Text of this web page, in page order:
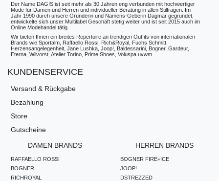
Der Name DAGIS ist seit mehr als 30 Jahren eng verbunden mit hochwertiger
Mode für Damen und Herren und individueller Beratung in allen Stilfragen. Im
Jahr 1990 durch unsere Gründerin und Namens-Geberin Dagmar gegründet,
entwickelte sich unser Multilabel Geschäft stetig weiter und ist seit 2015 auch im
Online Modehandel tätig.
Wir bieten Ihnen ein breites Repertoire an trendigen Outfits von internationalen
Brands wie Sportalm, Raffaello Rossi, Rich&Royal, Fuchs Schmitt,
Herzensangelegenheit, Jane Lushka, Joop!, Baldessarini, Bogner, Gardeur,
Eterna, Wilvorst, Atelier Torino, Prime Shoes, Voluspa uvwm.
KUNDENSERVICE
Versand & Rückgabe
Bezahlung
Store
Gutscheine
DAMEN BRANDS
RAFFAELLO ROSSI
BOGNER
RICHROYAL
HERREN BRANDS
BOGNER FIRE+ICE
JOOP!
DSTREZZED